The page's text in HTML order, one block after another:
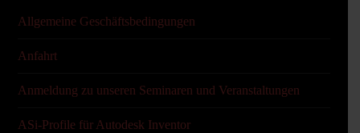
Allgemeine Geschäftsbedingungen
Anfahrt
Anmeldung zu unseren Seminaren und Veranstaltungen
ASi-Profile für Autodesk Inventor